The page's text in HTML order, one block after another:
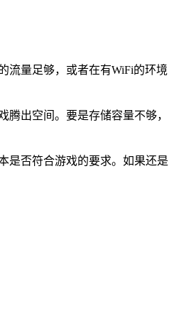
流量足够，或者在有WiFi的环境
出空间。要是存储容量不够，
是否符合游戏的要求。如果还是